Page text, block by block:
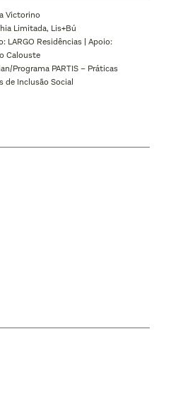
Victorino
Limitada, Lis+Bú
LARGO Residências | Apoio:
Calouste
Programa PARTIS – Práticas
de Inclusão Social